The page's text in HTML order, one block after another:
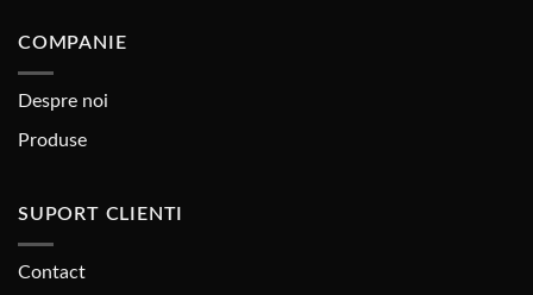
COMPANIE
Despre noi
Produse
SUPORT CLIENTI
Contact